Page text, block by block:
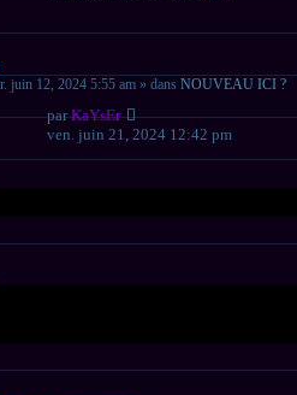
juin 12, 2024 5:55 am » dans NOUVEAU ICI ?
parKaYsEr
ven. juin 21, 2024 12:42 pm